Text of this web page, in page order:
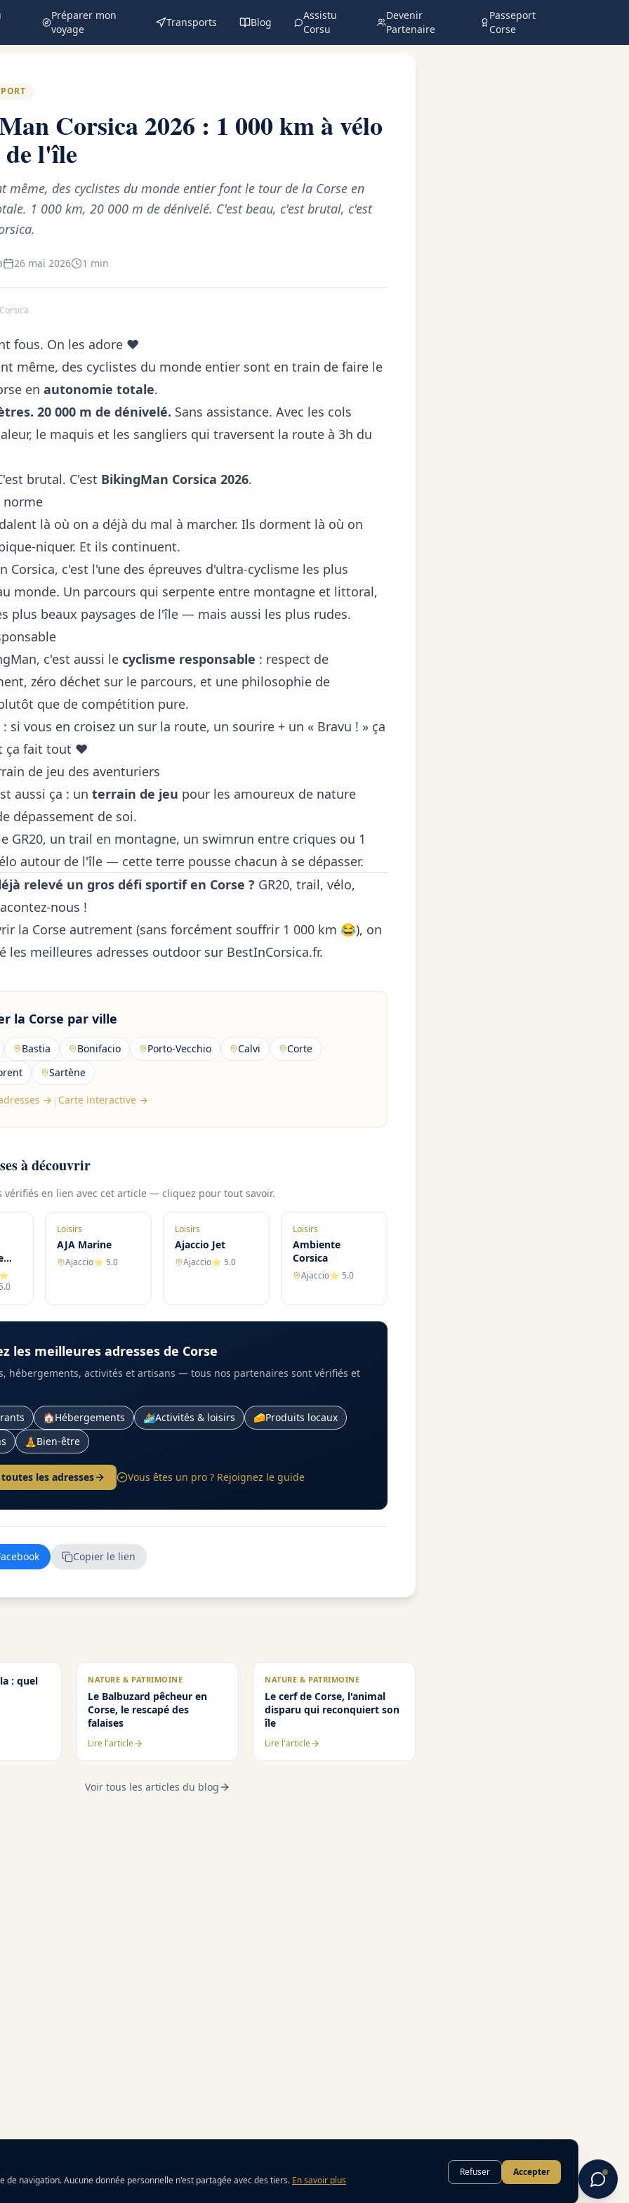
Préparer mon
voyage
Transports Blog
Assistu
Corsu
Devenir
Partenaire
Passeport
Corse
Corsica 2026 : 1 000 km à vélo
l'île
même, des cyclistes du monde entier font le tour de la Corse en
1 000 km, 20 000 m de dénivelé. C'est beau, c'est brutal, c'est
26 mai 2026 1 min
fous. On les adore ❤️
même, des cyclistes du monde entier sont en train de faire le
en autonomie totale.
20 000 m de dénivelé. Sans assistance. Avec les cols
le maquis et les sangliers qui traversent la route à 3h du
brutal. C'est BikingMan Corsica 2026.
norme
là où on a déjà du mal à marcher. Ils dorment là où on
niquer. Et ils continuent.
Corsica, c'est l'une des épreuves d'ultra-cyclisme les plus
monde. Un parcours qui serpente entre montagne et littoral,
plus beaux paysages de l'île — mais aussi les plus rudes.
c'est aussi le cyclisme responsable : respect de
zéro déchet sur le parcours, et une philosophie de
que de compétition pure.
: si vous en croisez un sur la route, un sourire + un « Bravu ! » ça
ça fait tout ❤️
de jeu des aventuriers
aussi ça : un terrain de jeu pour les amoureux de nature
dépassement de soi.
GR20, un trail en montagne, un swimrun entre criques ou 1
autour de l'île — cette terre pousse chacun à se dépasser.
relevé un gros défi sportif en Corse ? GR20, trail, vélo,
nous !
la Corse autrement (sans forcément souffrir 1 000 km 😂), on
les meilleures adresses outdoor sur BestInCorsica.fr.
la Corse par ville
Bastia Bonifacio Porto-Vecchio Calvi
Corte
Sartène
→ | Carte interactive →
à découvrir
vérifiés en lien avec cet article — cliquez pour tout savoir.
⭐
5.0
Loisirs
AJA Marine
Ajaccio⭐ 5.0
Loisirs
Ajaccio Jet
Ajaccio⭐ 5.0
Loisirs
Ambiente
Corsica
Ajaccio⭐ 5.0
les meilleures adresses de Corse
hébergements, activités et artisans — tous nos partenaires sont vérifiés et
🏠Hébergements 🏄Activités & loisirs 🧀Produits locaux
🧘Bien-être
les adresses Vous êtes un pro ? Rejoignez le guide
Copier le lien
: quel
NATURE & PATRIMOINE
Le Balbuzard pêcheur en
Corse, le rescapé des
falaises
Lire l'article
NATURE & PATRIMOINE
Le cerf de Corse, l'animal
disparu qui reconquiert son
île
Lire l'article
Voir tous les articles du blog
navigation. Aucune donnée personnelle n'est partagée avec des tiers. En savoir plus
Refuser Accepter